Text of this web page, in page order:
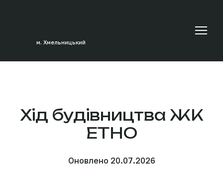
м. Хмельницький
Хід будівництва ЖК
ЕТНО
Оновлено 20.07.2026